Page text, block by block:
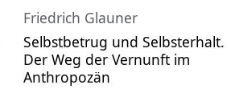
Friedrich Glauner
Selbstbetrug und Selbsterhalt.
Der Weg der Vernunft im
Anthropozän